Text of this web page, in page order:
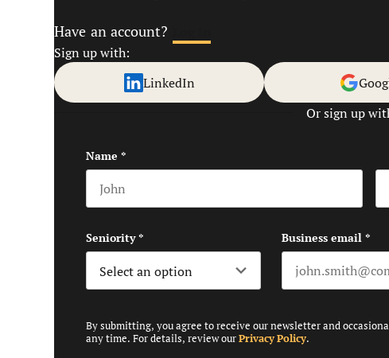
Have an account?
Sign up with:
LinkedIn
Or sign up
Name *
Seniority* Business email*
By submitting, you agree to receive our newsletter and
any time. For details, review ourPrivacy Policy.